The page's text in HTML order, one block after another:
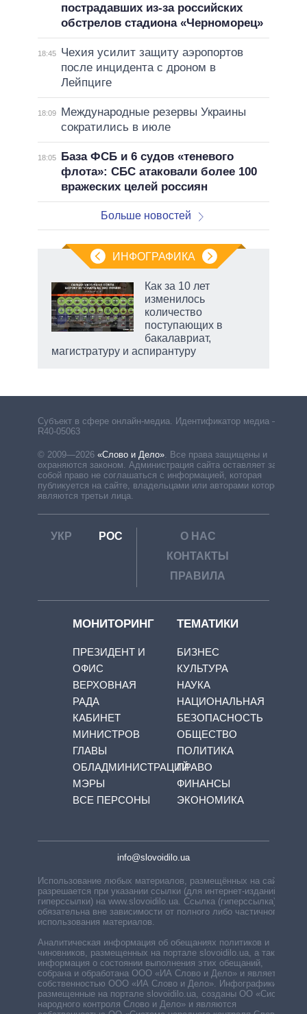
пострадавших из-за российских
обстрелов стадиона «Черноморец»
18:45
Чехия усилит защиту аэропортов
после инцидента с дроном в
Лейпциге
18:09
Международные резервы Украины
сократились в июле
18:05
База ФСБ и 6 судов «теневого
флота»: СБС атаковали более 100
вражеских целей россиян
Больше новостей
ИНФОГРАФИКА
Как за 10 лет
изменилось
количество
поступающих в
бакалавриат,
магистратуру и аспирантуру
Субъект в сфере онлайн-медиа. Идентификатор медиа –
R40-05063
© 2009—2026 «Слово и Дело»
Все права защищены и
охраняются законом. Администрация сайта оставляет за
собой право не соглашаться с информацией, которая
публикуется на сайте, владельцами или авторами которой
являются третьи лица.
УКР РОС
О НАС
КОНТАКТЫ
ПРАВИЛА
МОНИТОРИНГ
ПРЕЗИДЕНТ И
ОФИС
ВЕРХОВНАЯ
РАДА
КАБИНЕТ
МИНИСТРОВ
ГЛАВЫ
ОБЛАДМИНИСТРАЦИЙ
МЭРЫ
ВСЕ ПЕРСОНЫ
ТЕМАТИКИ
БИЗНЕС
КУЛЬТУРА
НАУКА
НАЦИОНАЛЬНАЯ
БЕЗОПАСНОСТЬ
ОБЩЕСТВО
ПОЛИТИКА
ПРАВО
ФИНАНСЫ
ЭКОНОМИКА
info@slovoidilo.ua
Использование любых материалов, размещённых на сайте,
разрешается при указании ссылки (для интернет-изданий —
гиперссылки) на www.slovoidilo.ua. Ссылка (гиперссылка)
обязательна вне зависимости от полного либо частичного
использования материалов.
Аналитическая информация об обещаниях политиков и
чиновников, размещенных на портале slovoidilo.ua, а также
информация о состоянии выполнения этих обещаний,
собрана и обработана ООО «ИА Слово и Дело» и является
собственностью ООО «ИА Слово и Дело». Инфографики,
размещенные на портале slovoidilo.ua, созданы ОО «Система
народного контроля Слово и Дело» и являются